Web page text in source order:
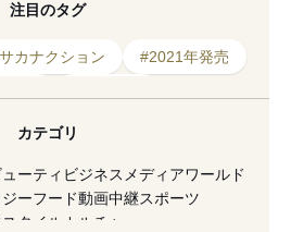
注目のタグ
カナクション
#2021年発売
美術館
#復刻
#ファッション
カテゴリ
ューティ ビジネス メディアワールド
ーフード動画中継スポーツ
タイル
カルチャー